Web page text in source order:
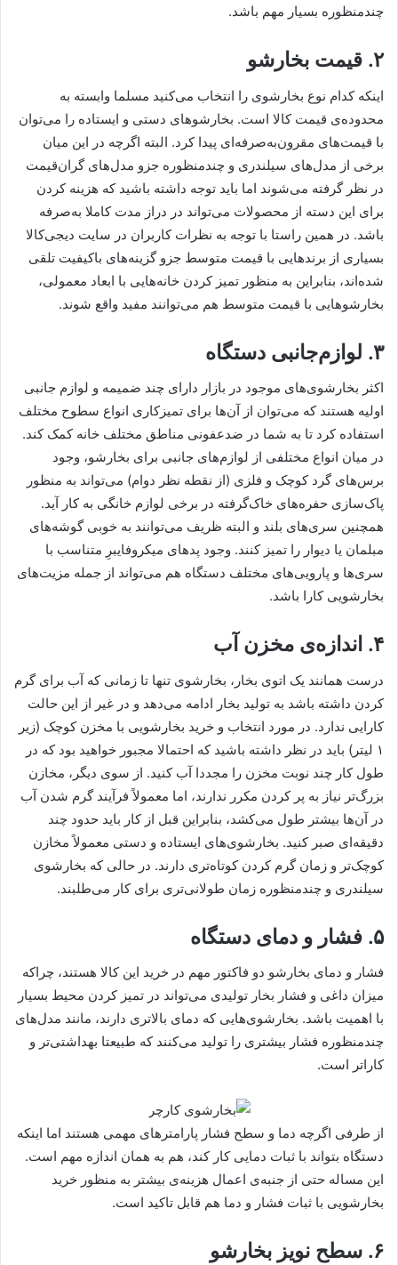
چندمنظوره بسیار مهم باشد.
۲. قیمت بخارشو
اینکه کدام نوع بخارشوی را انتخاب می‌کنید مسلما وابسته به
محدوده‌ی قیمت کالا است. بخارشوهای دستی و ایستاده را می‌توان
با قیمت‌های مقرون‌به‌صرفه‌ای پیدا کرد. البته اگرچه در این میان
برخی از مدل‌های سیلندری و چندمنظوره جزو مدل‌های گران‌قیمت
در نظر گرفته می‌شوند اما باید توجه داشته باشید که هزینه کردن
برای این دسته از محصولات می‌تواند در دراز مدت کاملا به‌صرفه
باشد. در همین راستا با توجه به نظرات کاربران در سایت دیجی‌کالا
بسیاری از برندهایی با قیمت متوسط جزو گزینه‌های باکیفیت تلقی
شده‌اند، بنابراین به منظور تمیز کردن خانه‌هایی با ابعاد معمولی،
بخارشوهایی با قیمت متوسط هم می‌توانند مفید واقع شوند.
۳. لوازم‌جانبی دستگاه
اکثر بخارشوی‌های موجود در بازار دارای چند ضمیمه و لوازم جانبی
اولیه هستند که می‌توان از آن‌ها برای تمیزکاری انواع سطوح مختلف
استفاده کرد تا به شما در ضدعفونی مناطق مختلف خانه کمک کند.
در میان انواع مختلفی از لوازم‌های جانبی برای بخارشو، وجود
برس‌های گرد کوچک و فلزی (از نقطه نظر دوام) می‌تواند به منظور
پاک‌سازی حفره‌های خاک‌گرفته در برخی لوازم خانگی به کار آید.
همچنین سری‌های بلند و البته ظریف می‌توانند به خوبی گوشه‌های
مبلمان یا دیوار را تمیز کنند. وجود پدهای میکروفایبرِ متناسب با
سری‌ها و پارویی‌های مختلف دستگاه هم می‌تواند از جمله مزیت‌های
بخارشویی کارا باشد.
۴. اندازه‌ی مخزن آب
درست همانند یک اتوی بخار، بخارشوی تنها تا زمانی که آب برای گرم
کردن داشته باشد به تولید بخار ادامه می‌دهد و در غیر از این حالت
کارایی ندارد. در مورد انتخاب و خرید بخارشویی با مخزن کوچک (زیر
۱ لیتر) باید در نظر داشته باشید که احتمالا مجبور خواهید بود که در
طول کار چند نوبت مخزن را مجددا آب کنید. از سوی دیگر، مخازن
بزرگ‌تر نیاز به پر کردن مکرر ندارند، اما معمولاً فرآیند گرم شدن آب
در آن‌ها بیشتر طول می‌کشد، بنابراین قبل از کار باید حدود چند
دقیقه‌ای صبر کنید. بخارشوی‌های ایستاده و دستی معمولاً مخازن
کوچک‌تر و زمان‌ گرم کردن کوتاه‌تری دارند. در حالی که بخارشوی
سیلندری و چندمنظوره زمان طولانی‌تری برای کار می‌طلبند.
۵. فشار و دمای دستگاه
فشار و دمای بخارشو دو فاکتور مهم در خرید این کالا هستند، چراکه
میزان داغی و فشار بخار تولیدی می‌تواند در تمیز کردن محیط بسیار
با اهمیت باشد. بخارشوی‌هایی که دمای بالاتری دارند، مانند مدل‌های
چندمنظوره فشار بیشتری را تولید می‌کنند که طبیعتا بهداشتی‌تر و
کاراتر است.
از طرفی اگرچه دما و سطح فشار پارامترهای مهمی هستند اما اینکه
دستگاه بتواند با ثبات دمایی کار کند، هم به همان اندازه مهم است.
این مساله حتی از جنبه‌ی اعمال هزینه‌ی بیشتر به منظور خرید
بخارشویی با ثبات فشار و دما هم قابل تاکید است.
۶. سطح نویز بخارشو